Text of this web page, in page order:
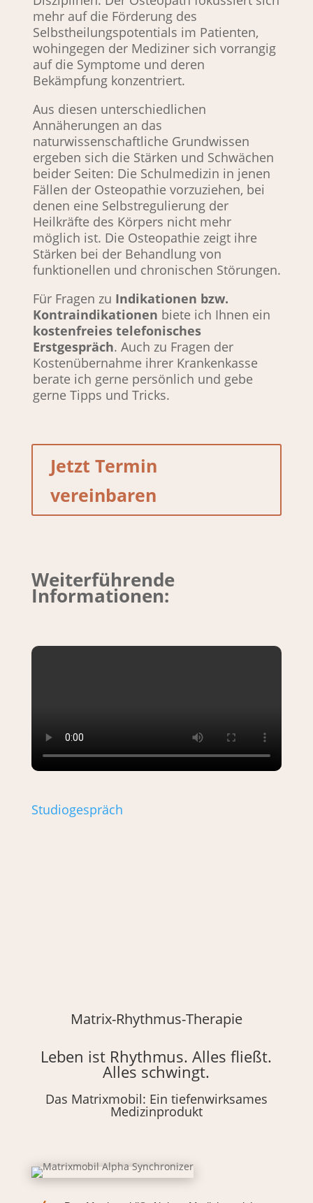
mehr auf die Förderung des
Selbstheilungspotentials im Patienten,
wohingegen der Mediziner sich vorrangig
auf die Symptome und deren
Bekämpfung konzentriert.
Aus diesen unterschiedlichen
Annäherungen an das
naturwissenschaftliche Grundwissen
ergeben sich die Stärken und Schwächen
beider Seiten: Die Schulmedizin in jenen
Fällen der Osteopathie vorzuziehen, bei
denen eine Selbstregulierung der
Heilkräfte des Körpers nicht mehr
möglich ist. Die Osteopathie zeigt ihre
Stärken bei der Behandlung von
funktionellen und chronischen Störungen.
Für Fragen zu Indikationen bzw.
Kontraindikationen
kostenfreies telefonisches
Erstgespräch. Auch zu Fragen der
Kostenübernahme ihrer Krankenkasse
berate ich gerne persönlich und gebe
gerne Tipps und Tricks.
Jetzt Termin
vereinbaren
Weiterführende
Informationen:
Studiogespräch
Matrix-Rhythmus-Therapie
Leben ist Rhythmus. Alles fließt.
Alles schwingt.
Das Matrixmobil: Ein tiefenwirksames
Medizinprodukt